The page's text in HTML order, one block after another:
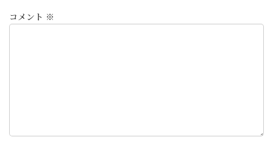
コメント ※